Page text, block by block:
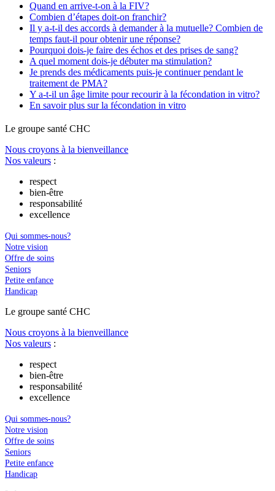
Quand en arrive-t-on à la FIV?
Combien d’étapes doit-on franchir?
Il y a-t-il des accords à demander à la mutuelle? Combien de
temps faut-il pour obtenir une réponse?
Pourquoi dois-je faire des échos et des prises de sang?
A quel moment dois-je débuter ma stimulation?
Je prends des médicaments puis-je continuer pendant le
traitement de PMA?
Y a-t-il un âge limite pour recourir à la fécondation in vitro?
En savoir plus sur la fécondation in vitro
Le groupe santé CHC
Nous croyons à la bienveillance
Nos valeurs :
respect
bien-être
responsabilité
excellence
Qui sommes-nous?
Notre vision
Offre de soins
Seniors
Petite enfance
Handicap
Le groupe santé CHC
Nous croyons à la bienveillance
Nos valeurs :
respect
bien-être
responsabilité
excellence
Qui sommes-nous?
Notre vision
Offre de soins
Seniors
Petite enfance
Handicap